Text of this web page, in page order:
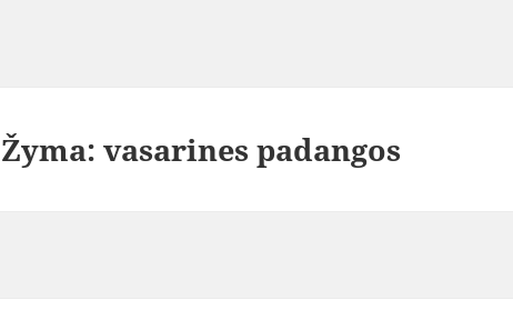
Žyma:vasarines padangos